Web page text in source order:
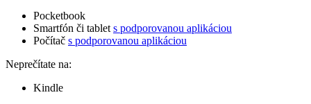
Pocketbook
Smartfón či tablet s podporovanou aplikáciou
Počítač s podporovanou aplikáciou
Neprečítate na:
Kindle